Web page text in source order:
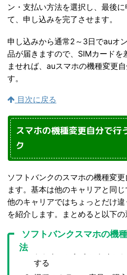
ン・支払い方法を選択し、最後
て、申し込みを完了させます。
申し込みから通常2～3日でauオ
品が届きますので、SIMカードを
ませれば、auスマホの機種変更
す。
目次に戻る
スマホの機種変更自分で行
ク
ソフトバンクのスマホの機種変
ます。基本は他のキャリアと同
他のキャリアではちょっとだけ
を紹介します。まとめると以下の
ソフトバンクスマホの機
法
する